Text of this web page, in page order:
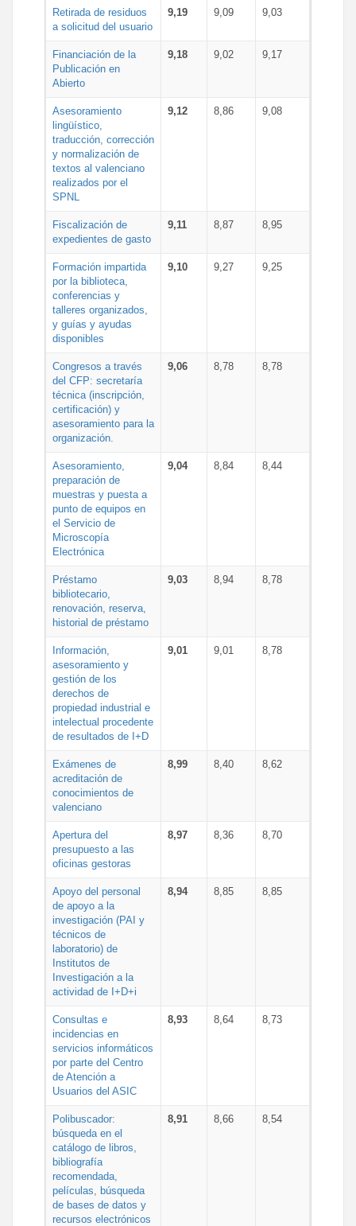
Retirada de residuos
a solicitud del usuario
9,19 9,09 9,03
Financiación de la
Publicación en
Abierto
9,18 9,02 9,17
Asesoramiento
lingüístico,
traducción, corrección
y normalización de
textos al valenciano
realizados por el
SPNL
9,12 8,86 9,08
Fiscalización de
expedientes de gasto
9,11 8,87 8,95
Formación impartida
por la biblioteca,
conferencias y
talleres organizados,
y guías y ayudas
disponibles
9,10 9,27 9,25
Congresos a través
del CFP: secretaría
técnica (inscripción,
certificación) y
asesoramiento para la
organización.
9,06 8,78 8,78
Asesoramiento,
preparación de
muestras y puesta a
punto de equipos en
el Servicio de
Microscopía
Electrónica
9,04 8,84 8,44
Préstamo
bibliotecario,
renovación, reserva,
historial de préstamo
9,03 8,94 8,78
Información,
asesoramiento y
gestión de los
derechos de
propiedad industrial e
intelectual procedente
de resultados de I+D
9,01 9,01 8,78
Exámenes de
acreditación de
conocimientos de
valenciano
8,99 8,40 8,62
Apertura del
presupuesto a las
oficinas gestoras
8,97 8,36 8,70
Apoyo del personal
de apoyo a la
investigación (PAI y
técnicos de
laboratorio) de
Institutos de
Investigación a la
actividad de I+D+i
8,94 8,85 8,85
Consultas e
incidencias en
servicios informáticos
por parte del Centro
de Atención a
Usuarios del ASIC
8,93 8,64 8,73
Polibuscador:
búsqueda en el
catálogo de libros,
bibliografía
recomendada,
películas, búsqueda
de bases de datos y
recursos electrónicos
8,91 8,66 8,54